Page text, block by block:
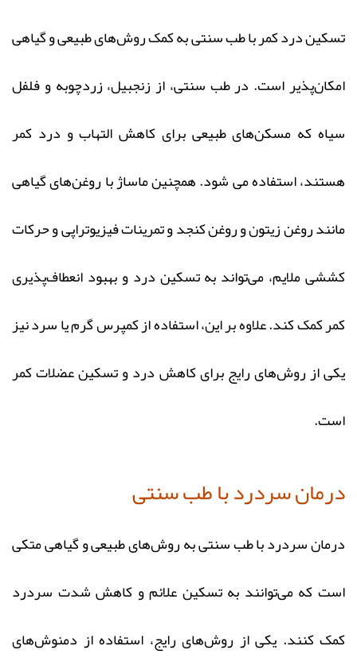
تسکین درد کمر با طب سنتی به کمک روش‌های طبیعی و گیاهی
امکان‌پذیر است. در طب سنتی، از زنجبیل، زردچوبه و فلفل
سیاه که مسکن‌های طبیعی برای کاهش التهاب و درد کمر
هستند، استفاده می شود. همچنین ماساژ با روغن‌های گیاهی
مانند روغن زیتون و روغن کنجد و تمرینات فیزیوتراپی و حرکات
کششی ملایم، می‌تواند به تسکین درد و بهبود انعطاف‌پذیری
کمر کمک کند. علاوه بر این، استفاده از کمپرس گرم یا سرد نیز
یکی از روش‌های رایج برای کاهش درد و تسکین عضلات کمر
است.
درمان سردرد با طب سنتی
درمان سردرد با طب سنتی به روش‌های طبیعی و گیاهی متکی
است که می‌توانند به تسکین علائم و کاهش شدت سردرد
کمک کنند. یکی از روش‌های رایج، استفاده از دمنوش‌های